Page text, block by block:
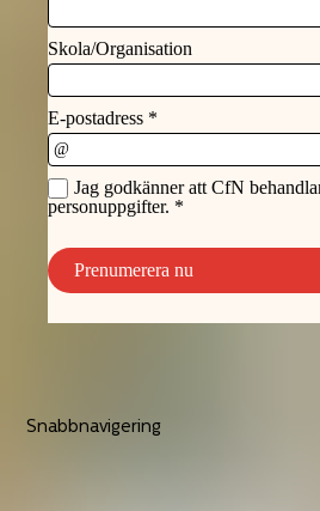
Snabbnavigering